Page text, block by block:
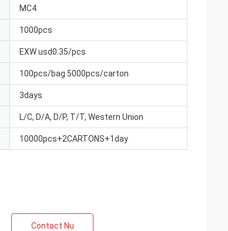
MC4
1000pcs
EXW usd0.35/pcs
100pcs/bag 5000pcs/carton
3days
L/C, D/A, D/P, T/T, Western Union
10000pcs+2CARTONS+1day
Contact Nu